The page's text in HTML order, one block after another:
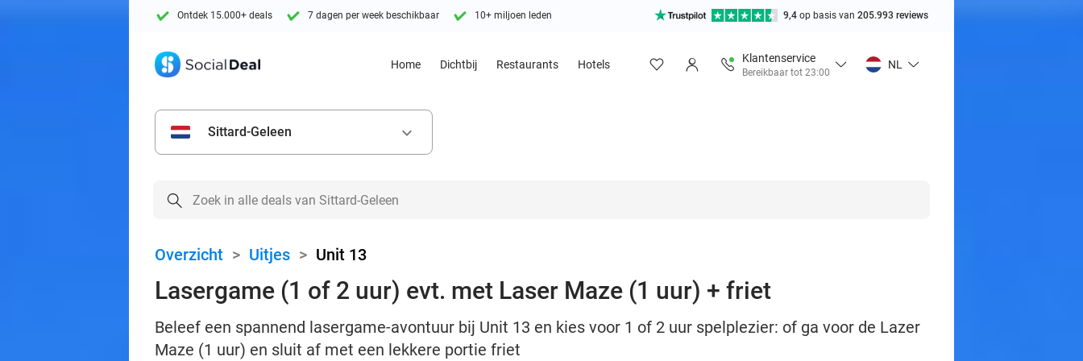
Ontdek 15.000+ deals 7 dagen per week beschikbaar 10+ miljoen leden 9,4 op basis van 205.993 reviews
Home Dichtbij Restaurants Hotels
Klantenservice
Bereikbaar tot 23:00
NL
Sittard-Geleen keyboard_arrow_down
Overzicht > Uitjes > Unit 13
Lasergame (1 of 2 uur) evt. met Laser Maze (1 uur) + friet
Beleef een spannend lasergame-avontuur bij Unit 13 en kies voor 1 of 2 uur spelplezier: of ga voor de Lazer
Maze (1 uur) en sluit af met een lekkere portie friet